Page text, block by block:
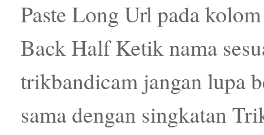
Paste Long Url pada
Back Half Ketik nama
trikbandicam jangan lupa
sama dengan singkatan